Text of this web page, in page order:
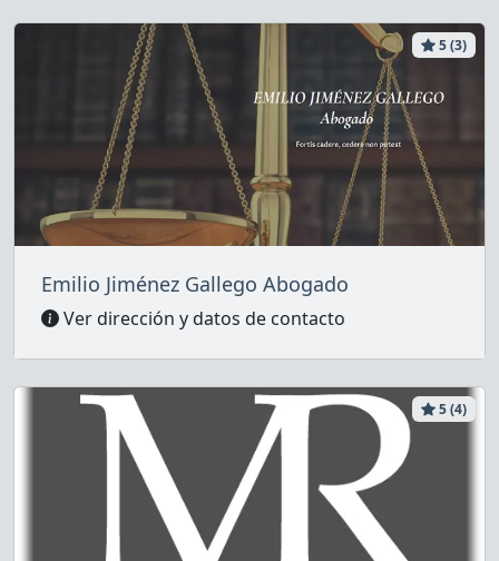
5 (3)
Emilio Jiménez Gallego Abogado
Ver dirección y datos de contacto
5 (4)